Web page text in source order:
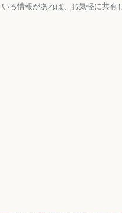
る情報があれば、お気軽に共有